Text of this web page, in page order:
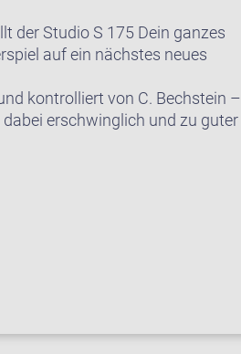
der Studio S 175 Dein ganzes
auf ein nächstes neues
kontrolliert von C. Bechstein –
erschwinglich und zu guter